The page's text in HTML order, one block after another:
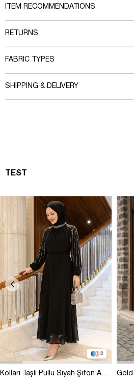
ITEM RECOMMENDATIONS
RETURNS
FABRIC TYPES
SHIPPING & DELIVERY
TEST
2